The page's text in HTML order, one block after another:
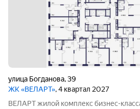
улица Богданова,39
ЖК «ВЕЛАРТ», 4 квартал 2027
ВЕЛАРТ жилой комплекс бизнес-